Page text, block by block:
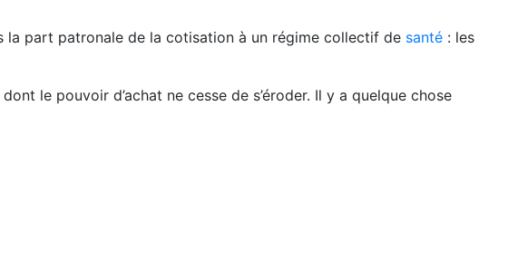
la part patronale de la cotisation à un régime collectif de santé : les
le pouvoir d’achat ne cesse de s’éroder. Il y a quelque chose